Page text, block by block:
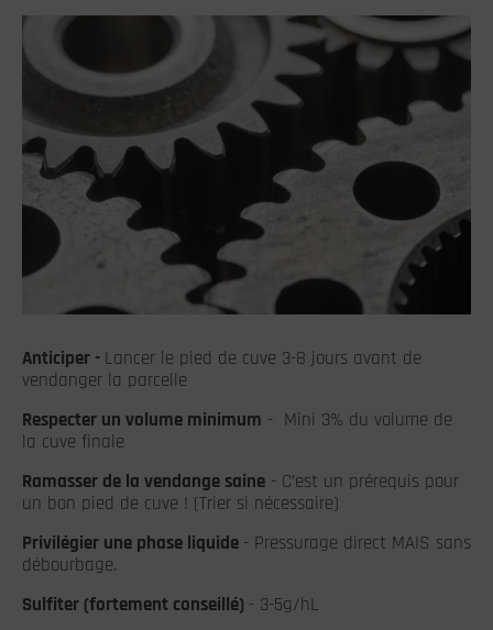
Anticiper - Lancer le pied de cuve 3-8 jours avant de
vendanger la parcelle
Respecter un volume minimum - Mini 3% du volume de
la cuve finale
Ramasser de la vendange saine - C’est un prérequis pour
un bon pied de cuve ! (Trier si nécessaire)
Privilégier une phase liquide - Pressurage direct MAIS sans
débourbage.
Sulfiter (fortement conseillé) - 3-5g/hL